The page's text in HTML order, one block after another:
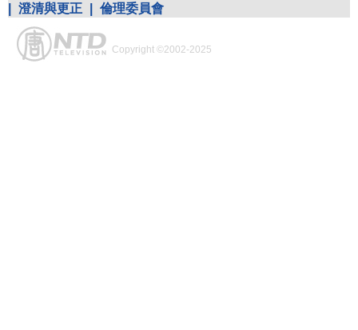
澄清與更正 倫理委員會
Copyright ©2002-2025